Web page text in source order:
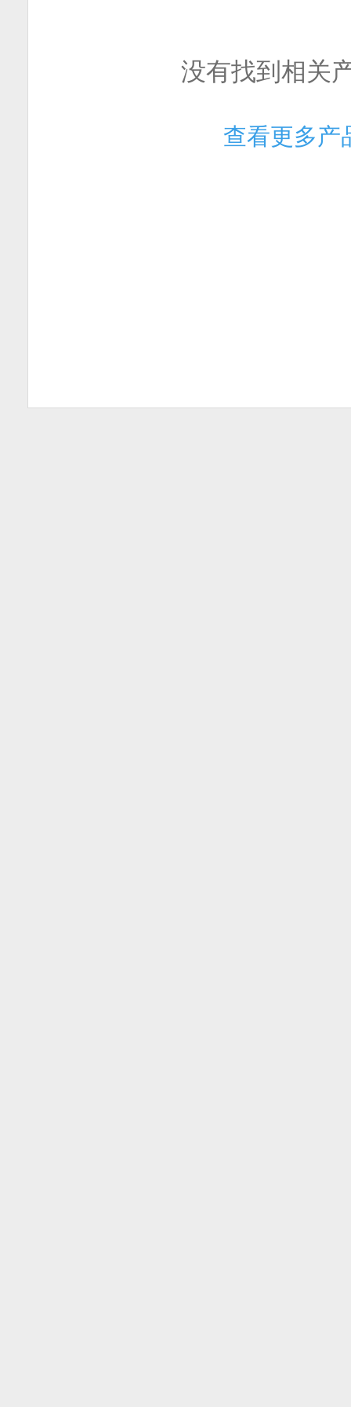
没有找到相关
查看更多产